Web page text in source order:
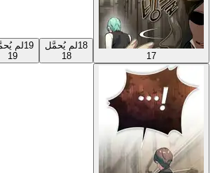
17
18لم يُحمَّل
18
19لم
19